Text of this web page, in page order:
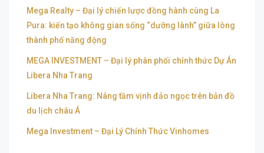
Mega Realty – Đại lý chiến lược đồng hành cùng La
Pura: kiến tạo không gian sống “dưỡng lành” giữa lòng
thành phố năng động
MEGA INVESTMENT – Đại lý phân phối chính thức Dự Án
Libera Nha Trang
Libera Nha Trang: Nâng tầm vịnh đảo ngọc trên bản đồ
du lịch châu Á
Mega Investment – Đại Lý Chính Thức Vinhomes